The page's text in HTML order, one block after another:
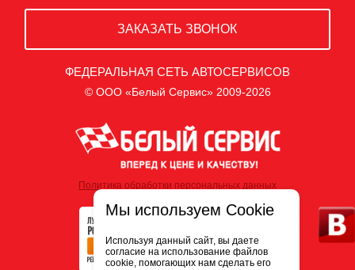
ЗАКАЗАТЬ ЗВОНОК
ФЕДЕРАЛЬНАЯ СЕТЬ АВТОСЕРВИСОВ
© ООО «Белый Сервис» 2009-2026
Политика обработки персональных данных
Мы используем Cookie
Используя данный сайт, вы даете
согласие на использование файлов
cookie, помогающих нам сделать его